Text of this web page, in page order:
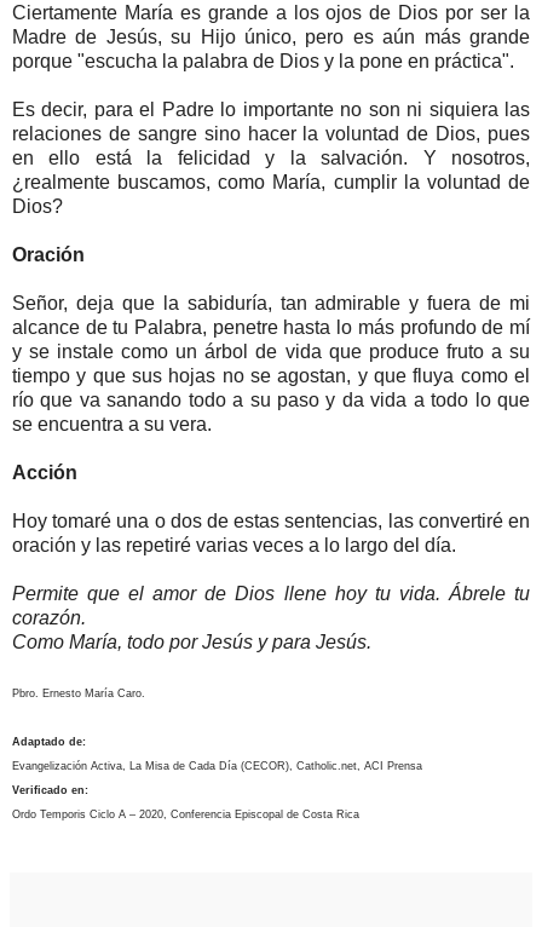
Ciertamente María es grande a los ojos de Dios por ser la
Madre de Jesús, su Hijo único, pero es aún más grande
porque "escucha la palabra de Dios y la pone en práctica".
Es decir, para el Padre lo importante no son ni siquiera las
relaciones de sangre sino hacer la voluntad de Dios, pues
en ello está la felicidad y la salvación. Y nosotros,
¿realmente buscamos, como María, cumplir la voluntad de
Dios?
Oración
Señor, deja que la sabiduría, tan admirable y fuera de mi
alcance de tu Palabra, penetre hasta lo más profundo de mí
y se instale como un árbol de vida que produce fruto a su
tiempo y que sus hojas no se agostan, y que fluya como el
río que va sanando todo a su paso y da vida a todo lo que
se encuentra a su vera.
Acción
Hoy tomaré una o dos de estas sentencias, las convertiré en
oración y las repetiré varias veces a lo largo del día.
Permite que el amor de Dios llene hoy tu vida. Ábrele tu
corazón.
Como María, todo por Jesús y para Jesús.
Pbro. Ernesto María Caro.
Adaptado de:
Evangelización Activa, La Misa de Cada Día (CECOR), Catholic.net, ACI Prensa
Verificado en:
Ordo Temporis Ciclo A – 2020, Conferencia Episcopal de Costa Rica